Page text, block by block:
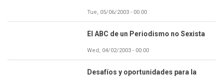
Tue, 05/06/2003 - 00:00
El ABC de un Periodismo no Sexista
Wed, 04/02/2003 - 00:00
Desafíos y oportunidades para la